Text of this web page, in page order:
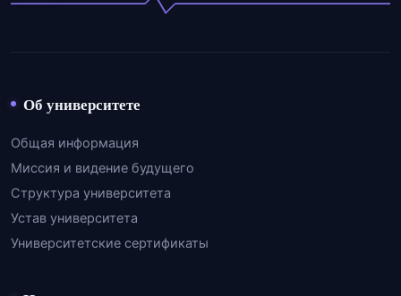
Об университете
Общая информация
Миссия и видение будущего
Структура университета
Устав университета
Университетские сертификаты